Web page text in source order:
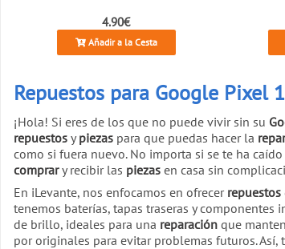
4.90€
Añadir a la Cesta
Repuestos para Google Pixel
¡Hola! Si eres de los que no puede vivir sin su
repuestos ypiezas para que puedas hacer la
como si fuera nuevo. No importa si se te ha
comprary recibir las piezas en casa sin
En iLevante, nos enfocamos en ofrecer repuestos
tenemos baterías, tapas traseras y
de brillo, ideales para una reparación que
por originales para evitar problemas futuros. Así,